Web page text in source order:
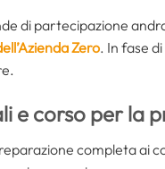
di partecipazione
Zero. In fase
e corso per la
completa ai